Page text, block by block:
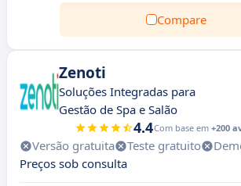
Compare
Zenoti
Soluções Integradas para
Gestão de Spa e Salão
4.4Com base em +200
Versão gratuita Teste gratuito
Preços sob consulta